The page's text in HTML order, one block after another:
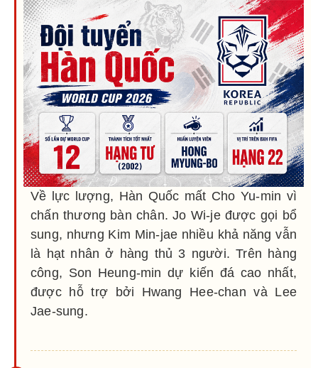
Về lực lượng, Hàn Quốc mất Cho Yu-min vì
chấn thương bàn chân. Jo Wi-je được gọi bổ
sung, nhưng Kim Min-jae nhiều khả năng vẫn
là hạt nhân ở hàng thủ 3 người. Trên hàng
công, Son Heung-min dự kiến đá cao nhất,
được hỗ trợ bởi Hwang Hee-chan và Lee
Jae-sung.